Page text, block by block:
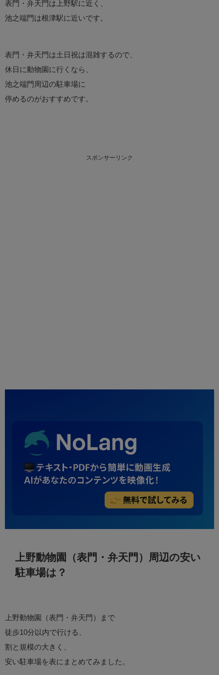
表門・弁天門は上野駅に近く、
池之端門は根津駅に近いです。
表門・弁天門は土日祝は混雑するので、
休日に動物園に行くなら、
池之端門周辺の駐車場に
停めるのがおすすめです。
スポンサーリンク
上野動物園（表門・弁天門）周辺の安い
駐車場は？
上野動物園（表門・弁天門）まで
徒歩10分以内で行ける、
割と規模の大きく、
安い駐車場を表にまとめてみました。